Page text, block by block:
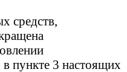
средств,
в пункте 3 настоящих